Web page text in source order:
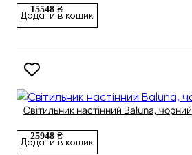
15548 ₴
Додати в кошик
Світильник настінний Baluna, чорний
25948 ₴
Додати в кошик